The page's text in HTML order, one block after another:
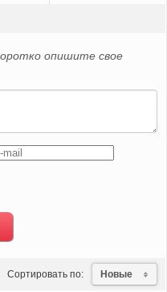
опишите свое
Сортировать по: Новые